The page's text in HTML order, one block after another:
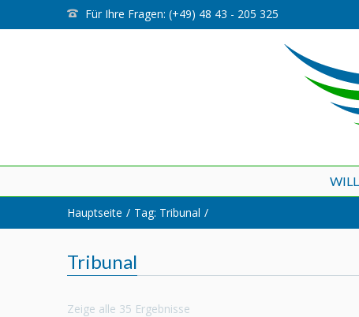
Für Ihre Fragen: (+49) 48 43 - 205 325
Hauptseite Tag: Tribunal
Tribunal
Zeige alle 35 Ergebnisse